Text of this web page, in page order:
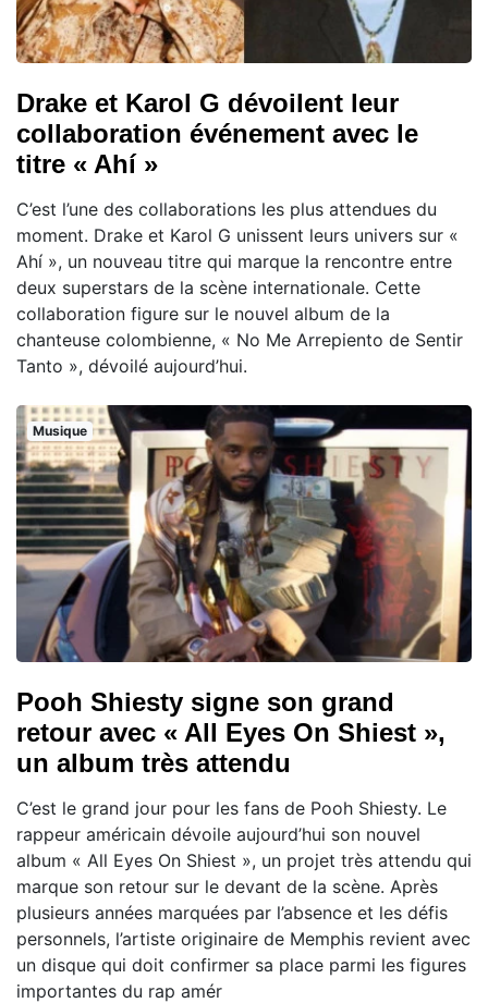
Drake et Karol G dévoilent leur
collaboration événement avec le
titre « Ahí »
C’est l’une des collaborations les plus attendues du
moment. Drake et Karol G unissent leurs univers sur «
Ahí », un nouveau titre qui marque la rencontre entre
deux superstars de la scène internationale. Cette
collaboration figure sur le nouvel album de la
chanteuse colombienne, « No Me Arrepiento de Sentir
Tanto », dévoilé aujourd’hui.
Musique
Pooh Shiesty signe son grand
retour avec « All Eyes On Shiest »,
un album très attendu
C’est le grand jour pour les fans de Pooh Shiesty. Le
rappeur américain dévoile aujourd’hui son nouvel
album « All Eyes On Shiest », un projet très attendu qui
marque son retour sur le devant de la scène. Après
plusieurs années marquées par l’absence et les défis
personnels, l’artiste originaire de Memphis revient avec
un disque qui doit confirmer sa place parmi les figures
importantes du rap amér